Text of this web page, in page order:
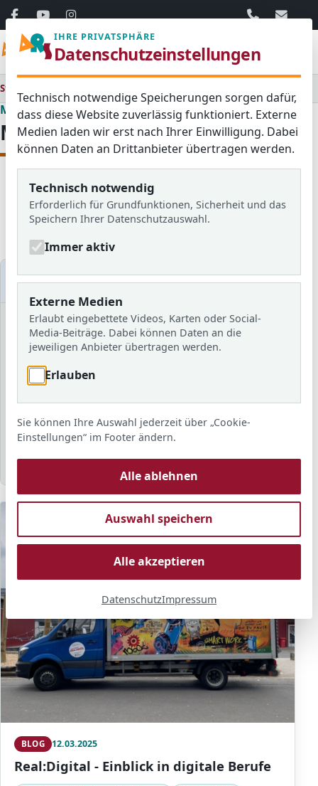
06103 / 30
Startseite
Medienraum
Medienraum
Alle Aktuelles
Bildergalerien
Schulzeitung
Medien filtern
Schuljahr
Schlagwort
Sortierung Anzahl
BLOG 12.03.2025
Real:Digital - Einblick in digitale Berufe
IHRE PRIVATSPHÄRE
Datenschutzeinstellungen
Technisch notwendige Speicherungen sorgen dafür,
dass diese Website zuverlässig funktioniert. Externe
Medien laden wir erst nach Ihrer Einwilligung. Dabei
können Daten an Drittanbieter übertragen werden.
Technisch notwendig
Erforderlich für Grundfunktionen, Sicherheit und das
Speichern Ihrer Datenschutzauswahl.
Immer aktiv
Externe Medien
Erlaubt eingebettete Videos, Karten oder Social-
Media-Beiträge. Dabei können Daten an die
jeweiligen Anbieter übertragen werden.
Erlauben
Sie können Ihre Auswahl jederzeit über „Cookie-
Einstellungen“ im Footer ändern.
Alle ablehnen
Auswahl speichern
Alle akzeptieren
DatenschutzImpressum